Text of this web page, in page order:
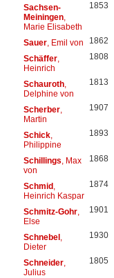
Sachsen-
Meiningen,
Marie Elisabeth
1853
Sauer, Emil von 1862
Schäffer,
Heinrich
1808
Schauroth,
Delphine von
1813
Scherber,
Martin
1907
Schick,
Philippine
1893
Schillings, Max
von
1868
Schmid ,
Heinrich Kaspar
1874
Schmitz-Gohr,
Else
1901
Schnebel ,
Dieter
1930
Schneider,
Julius
1805